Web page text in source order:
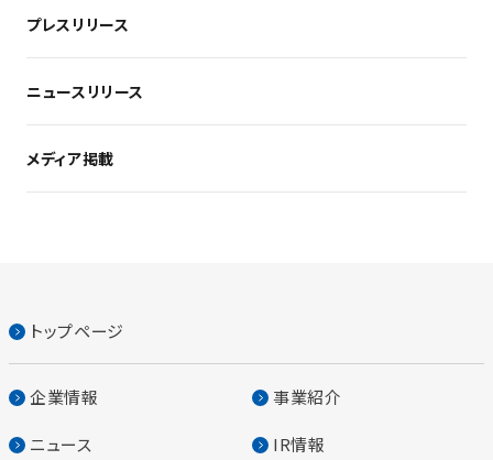
プレスリリース
ニュースリリース
メディア掲載
トップページ
企業情報 事業紹介
ニュース IR情報